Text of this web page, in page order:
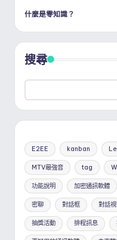
什麼是零知識？
搜尋
E2EE kanban
MTV最強音 tag
功能說明 加密通訊軟體
密聊 對話框 對話
抽獎活動 排程訊息